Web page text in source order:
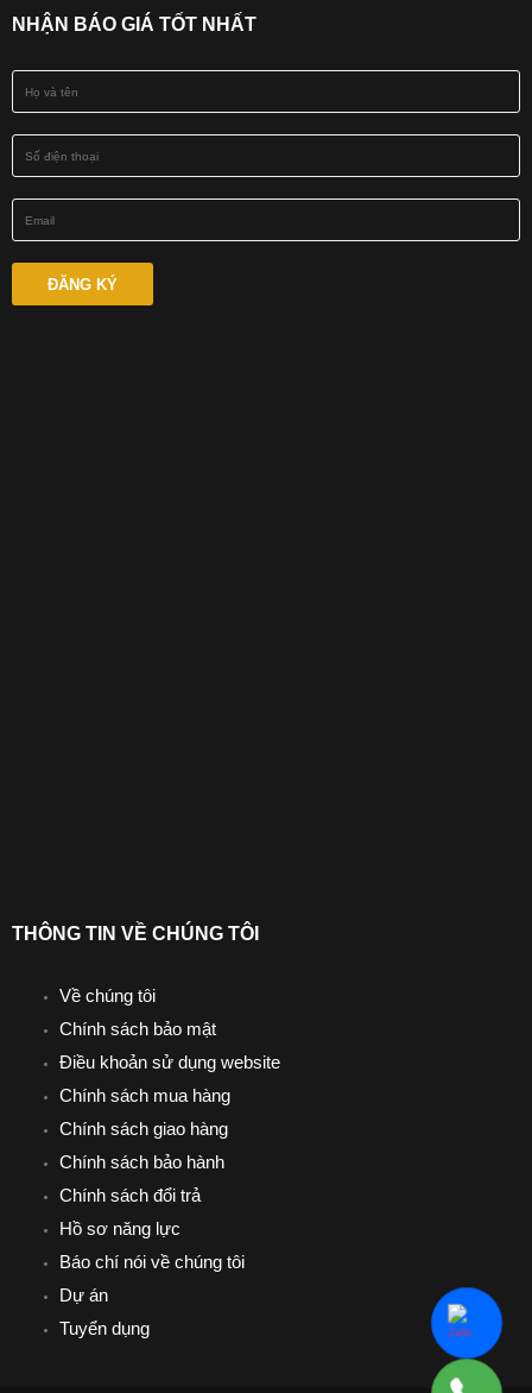
NHẬN BÁO GIÁ TỐT NHẤT
THÔNG TIN VỀ CHÚNG TÔI
Về chúng tôi
Chính sách bảo mật
Điều khoản sử dụng website
Chính sách mua hàng
Chính sách giao hàng
Chính sách bảo hành
Chính sách đổi trả
Hồ sơ năng lực
Báo chí nói về chúng tôi
Dự án
Tuyển dụng